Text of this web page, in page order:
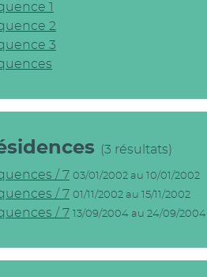
1
2
3
(3 résultats)
/ 7 03/01/2002 au 10/01/2002
/ 7 01/11/2002 au 15/11/2002
/ 7 13/09/2004 au 24/09/2004